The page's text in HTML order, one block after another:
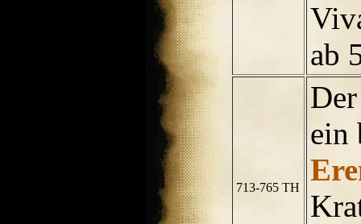
ab
713-765 TH
ein